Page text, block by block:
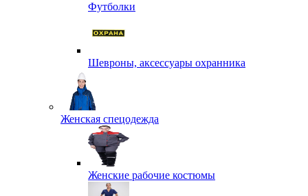
Футболки
Шевроны, аксессуары охранника
Женская спецодежда
Женские рабочие костюмы